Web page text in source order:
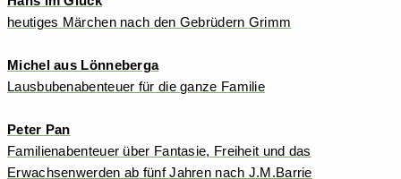
heutiges Märchen nach den Gebrüdern Grimm
Michel aus Lönneberga
Lausbubenabenteuer für die ganze Familie
Peter Pan
Familienabenteuer über Fantasie, Freiheit und das
Erwachsenwerden ab fünf Jahren nach J.M.Barrie